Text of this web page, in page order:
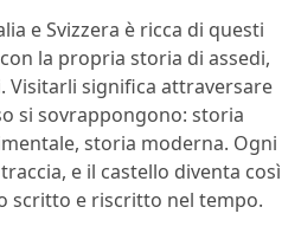
e Svizzera è ricca di questi
la propria storia di assedi,
Visitarli significa attraversare
si sovrappongono: storia
storia moderna. Ogni
e il castello diventa così
scritto e riscritto nel tempo.